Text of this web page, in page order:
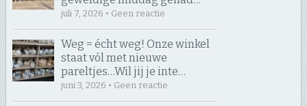
juli 7, 2026 • Geen reactie
Weg = écht weg! Onze winkel
staat vól met nieuwe
pareltjes… ​Wil jij je inte…
juni 3, 2026 • Geen reactie